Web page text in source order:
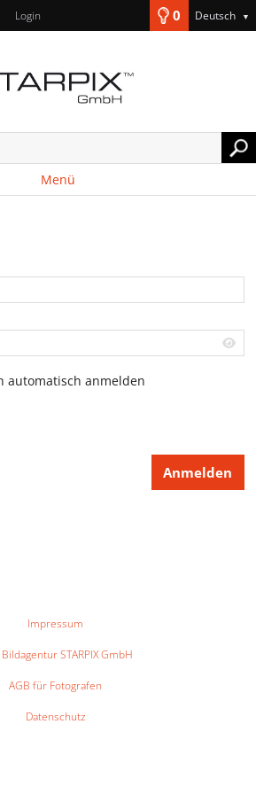
Login 0 Deutsch ▼
Menü
automatisch anmelden
Impressum
STARPIX GmbH
AGB für Fotografen
Datenschutz